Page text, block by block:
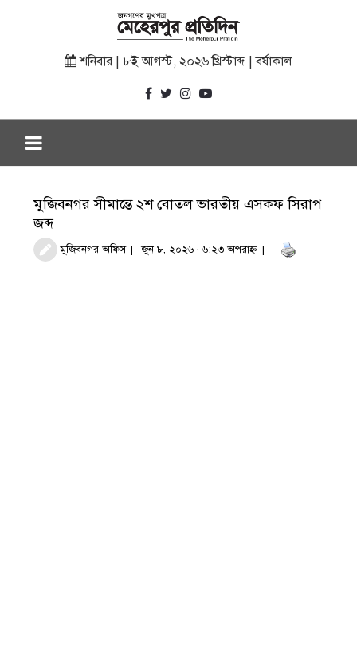
শনিবার | ৮ই আগস্ট, ২০২৬ খ্রিস্টাব্দ | বর্ষাকাল
মুজিবনগর সীমান্তে ২শ বোতল ভারতীয় এসকফ সিরাপ
জব্দ
মুজিবনগর অফিস জুন ৮, ২০২৬ · ৬:২৩ অপরাহ্ণ